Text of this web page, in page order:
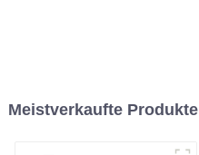
Meistverkaufte Produkte